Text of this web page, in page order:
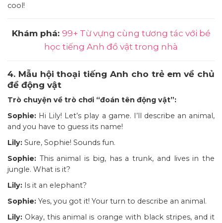
cool!
Khám phá: 99+ Từ vựng cùng tương tác với bé
học tiếng Anh đồ vật trong nhà
4. Mẫu hội thoại tiếng Anh cho trẻ em về chủ
đề động vật
Trò chuyện về trò chơi “đoán tên động vật”:
Sophie: Hi Lily! Let’s play a game. I’ll describe an animal,
and you have to guess its name!
Lily: Sure, Sophie! Sounds fun.
Sophie: This animal is big, has a trunk, and lives in the
jungle. What is it?
Lily: Is it an elephant?
Sophie: Yes, you got it! Your turn to describe an animal.
Lily: Okay, this animal is orange with black stripes, and it